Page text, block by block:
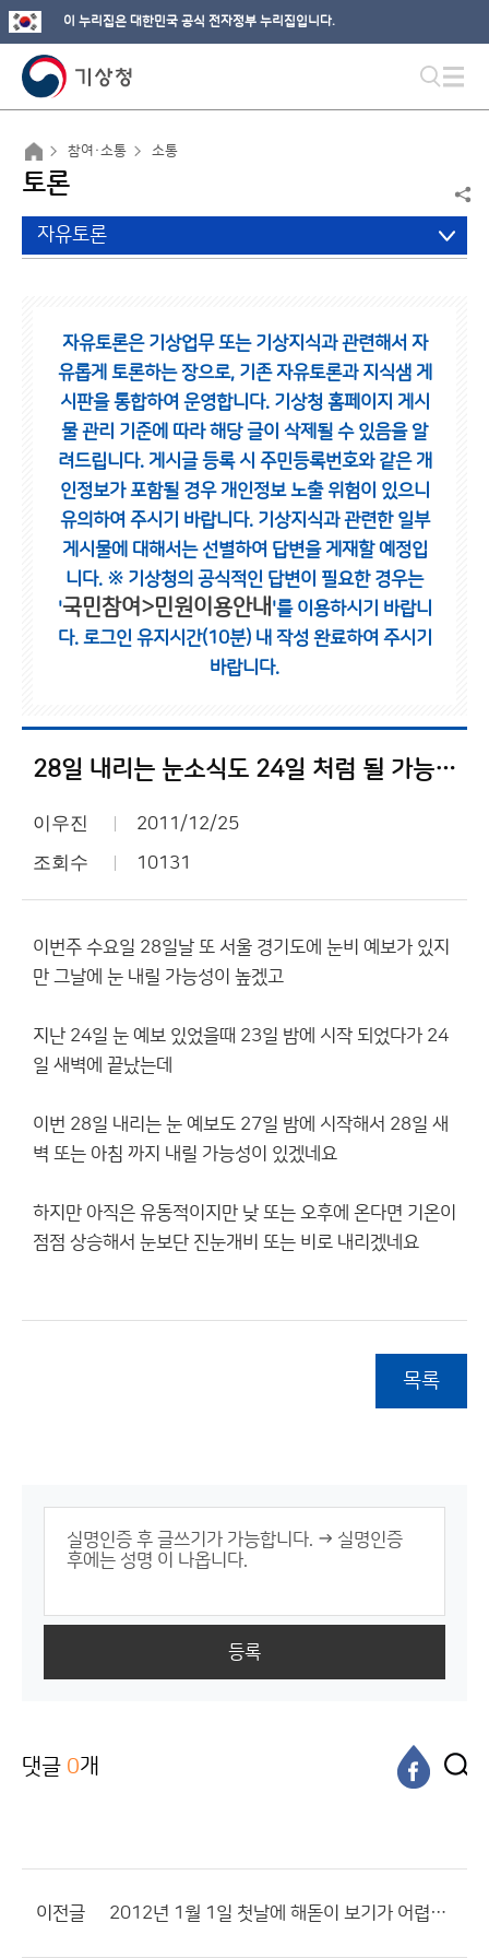
이 누리집은 대한민국 공식 전자정부 누리집입니다.
참여·소통 소통
토론
자유토론
자유토론은 기상업무 또는 기상지식과 관련해서 자
유롭게 토론하는 장으로, 기존 자유토론과 지식샘 게
시판을 통합하여 운영합니다. 기상청 홈페이지 게시
물 관리 기준에 따라 해당 글이 삭제될 수 있음을 알
려드립니다. 게시글 등록 시 주민등록번호와 같은 개
인정보가 포함될 경우 개인정보 노출 위험이 있으니
유의하여 주시기 바랍니다. 기상지식과 관련한 일부
게시물에 대해서는 선별하여 답변을 게재할 예정입
니다. ※ 기상청의 공식적인 답변이 필요한 경우는
'국민참여>민원이용안내 '를 이용하시기 바랍니
다. 로그인 유지시간(10분) 내 작성 완료하여 주시기
바랍니다.
28일 내리는 눈소식도 24일 처럼 될 가능성 있음
이우진 2011/12/25
조회수 10131
이번주 수요일 28일날 또 서울 경기도에 눈비 예보가 있지
만 그날에 눈 내릴 가능성이 높겠고
지난 24일 눈 예보 있었을때 23일 밤에 시작 되었다가 24
일 새벽에 끝났는데
이번 28일 내리는 눈 예보도 27일 밤에 시작해서 28일 새
벽 또는 아침 까지 내릴 가능성이 있겠네요
하지만 아직은 유동적이지만 낮 또는 오후에 온다면 기온이
점점 상승해서 눈보단 진눈개비 또는 비로 내리겠네요
목록
등록
댓글 0개
이전글 2012년 1월 1일 첫날에 해돋이 보기가 어렵게 되었네요....?